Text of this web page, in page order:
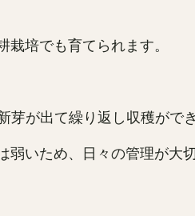
培でも育てられます。
が出て繰り返し収穫ができ
いため、日々の管理が大切